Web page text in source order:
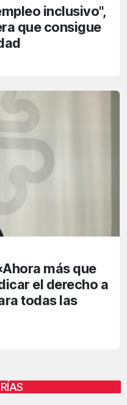
inclusivo",
que consigue
más que
el derecho a
todas las